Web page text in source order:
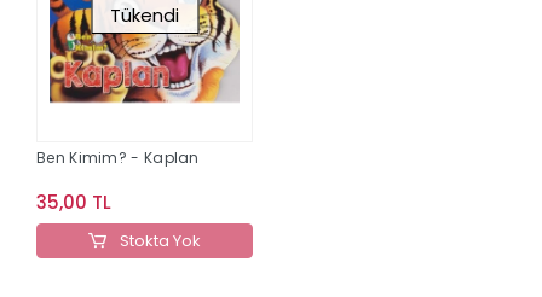
Tükendi
Ben Kimim? - Kaplan
35,00 TL
Stokta Yok